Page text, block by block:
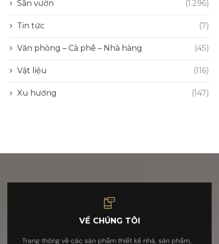
Sân vườn (1.296)
Tin tức (7)
Văn phòng – Cà phê – Nhà hàng (45)
Vật liệu (116)
Xu hướng (147)
VỀ CHÚNG TÔI
Trang thông về các sản phẩm thiết kế nhà, sản phẩm,